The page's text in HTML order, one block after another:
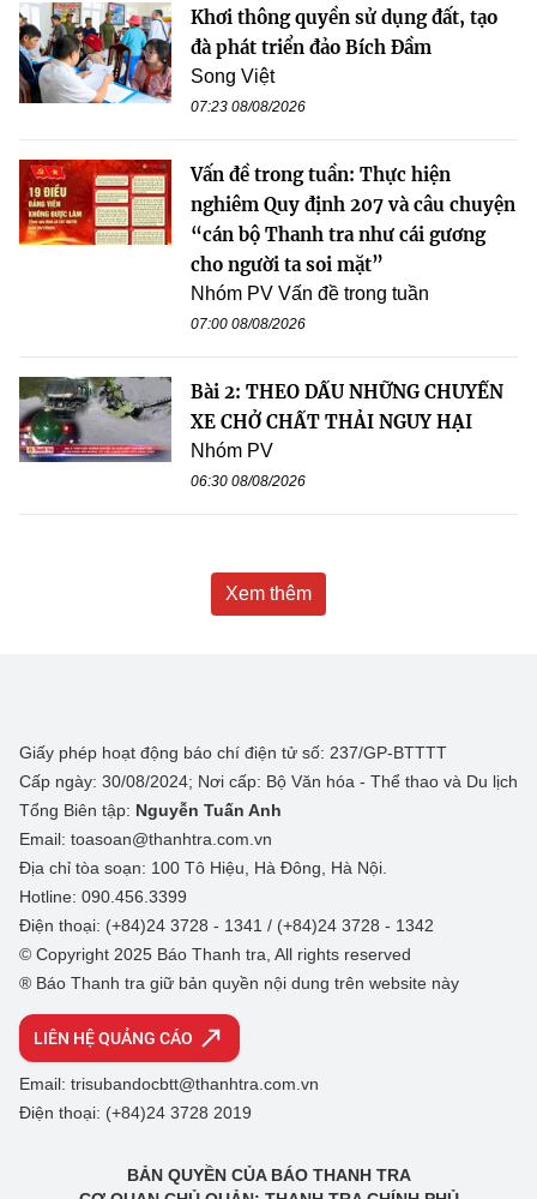
Khơi thông quyền sử dụng đất, tạo
đà phát triển đảo Bích Đầm
Song Việt
07:23 08/08/2026
Vấn đề trong tuần: Thực hiện
nghiêm Quy định 207 và câu chuyện
“cán bộ Thanh tra như cái gương
cho người ta soi mặt”
Nhóm PV Vấn đề trong tuần
07:00 08/08/2026
Bài 2: THEO DẤU NHỮNG CHUYẾN
XE CHỞ CHẤT THẢI NGUY HẠI
Nhóm PV
06:30 08/08/2026
Xem thêm
Giấy phép hoạt động báo chí điện tử số: 237/GP-BTTTT
Cấp ngày: 30/08/2024; Nơi cấp: Bộ Văn hóa - Thể thao và Du lịch
Tổng Biên tập: Nguyễn Tuấn Anh
Email: toasoan@thanhtra.com.vn
Địa chỉ tòa soạn: 100 Tô Hiệu, Hà Đông, Hà Nội.
Hotline: 090.456.3399
Điện thoại: (+84)24 3728 - 1341 / (+84)24 3728 - 1342
© Copyright 2025 Báo Thanh tra, All rights reserved
® Báo Thanh tra giữ bản quyền nội dung trên website này
LIÊN HỆ QUẢNG CÁO
Email: trisubandocbtt@thanhtra.com.vn
Điện thoại: (+84)24 3728 2019
BẢN QUYỀN CỦA BÁO THANH TRA